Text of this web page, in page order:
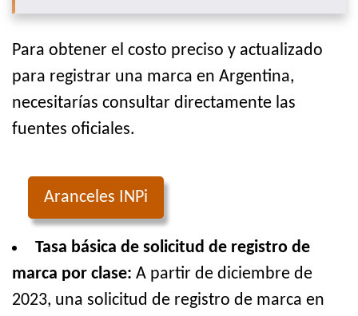
Para obtener el costo preciso y actualizado
para registrar una marca en Argentina,
necesitarías consultar directamente las
fuentes oficiales.
Aranceles INPi
Tasa básica de solicitud de registro de
marca por clase: A partir de diciembre de
2023, una solicitud de registro de marca en